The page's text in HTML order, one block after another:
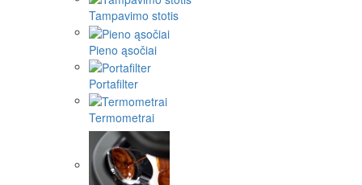
Tampavimo stotis
Pieno ąsočiai
Portafilter
Termometrai